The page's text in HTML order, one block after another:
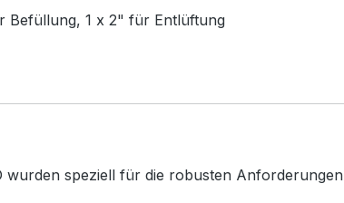
Befüllung, 1 x 2" für Entlüftung
speziell für die robusten